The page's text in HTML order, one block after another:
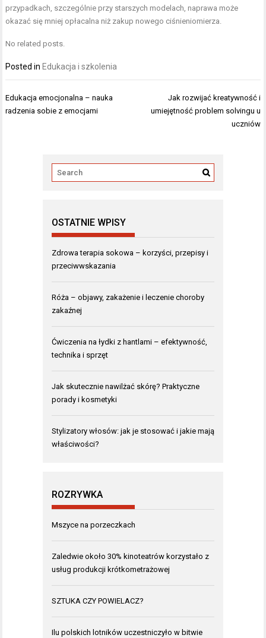
przypadkach, szczególnie przy starszych modelach, naprawa może
okazać się mniej opłacalna niż zakup nowego ciśnieniomierza.
No related posts.
Posted in Edukacja i szkolenia
Nawigacja
wpisu
Edukacja emocjonalna – nauka
radzenia sobie z emocjami
Jak rozwijać kreatywność i
umiejętność problem solvingu u
uczniów
OSTATNIE WPISY
Zdrowa terapia sokowa – korzyści, przepisy i
przeciwwskazania
Róża – objawy, zakażenie i leczenie choroby
zakaźnej
Ćwiczenia na łydki z hantlami – efektywność,
technika i sprzęt
Jak skutecznie nawilżać skórę? Praktyczne
porady i kosmetyki
Stylizatory włosów: jak je stosować i jakie mają
właściwości?
ROZRYWKA
Mszyce na porzeczkach
Zaledwie około 30% kinoteatrów korzystało z
usług produkcji krótkometrażowej
SZTUKA CZY POWIELACZ?
Ilu polskich lotników uczestniczyło w bitwie